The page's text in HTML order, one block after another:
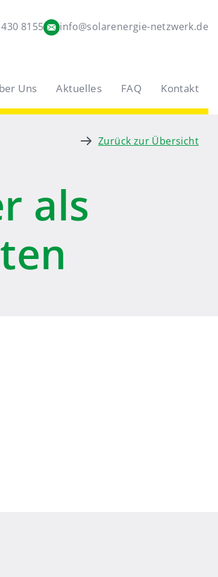
8155 info@solarenergie-netzwerk.de
Uns Aktuelles FAQ Kontakt
Zurück zur Übersicht
als